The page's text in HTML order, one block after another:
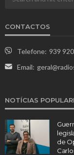
CONTACTOS
Telefone: 939
Email:
NOTÍCIAS
de